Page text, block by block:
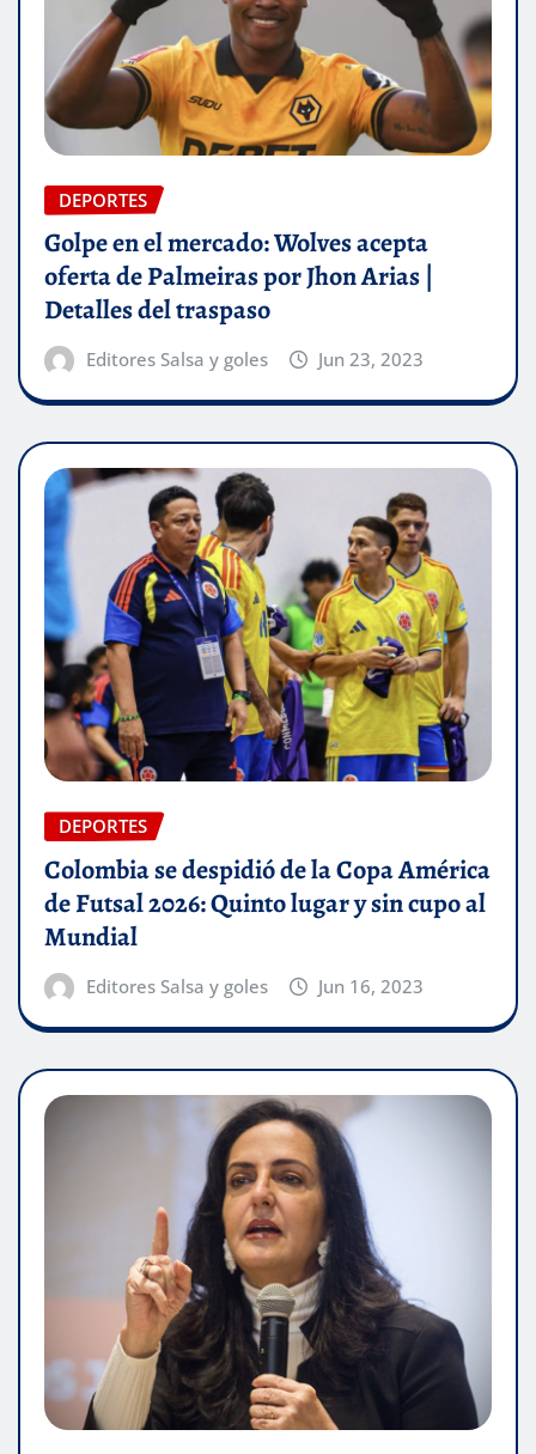
DEPORTES
Golpe en el mercado: Wolves acepta
oferta de Palmeiras por Jhon Arias |
Detalles del traspaso
Editores Salsa y goles Jun 23, 2023
DEPORTES
Colombia se despidió de la Copa América
de Futsal 2026: Quinto lugar y sin cupo al
Mundial
Editores Salsa y goles Jun 16, 2023